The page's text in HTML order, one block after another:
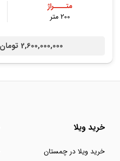
متــــراژ
200 متر
2,600,000,000 تومان /
خرید ویلا
خرید ویلا در چمستان